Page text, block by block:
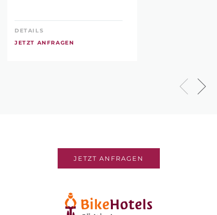
DETAILS
JETZT ANFRAGEN
JETZT ANFRAGEN